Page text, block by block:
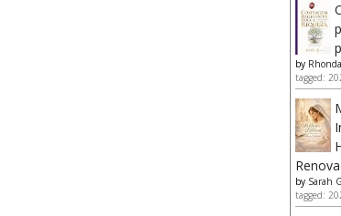
by
tagged:
by Sarah
tagged: